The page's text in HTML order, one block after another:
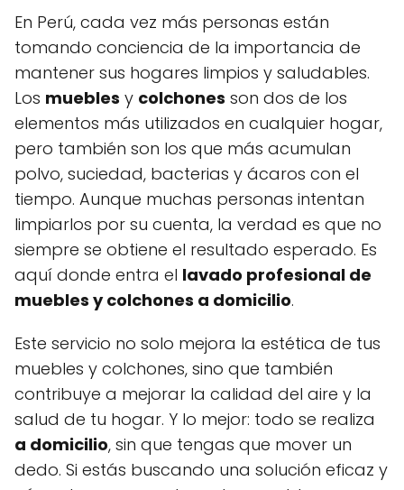
En Perú, cada vez más personas están
tomando conciencia de la importancia de
mantener sus hogares limpios y saludables.
Los muebles y colchones son dos de los
elementos más utilizados en cualquier hogar,
pero también son los que más acumulan
polvo, suciedad, bacterias y ácaros con el
tiempo. Aunque muchas personas intentan
limpiarlos por su cuenta, la verdad es que no
siempre se obtiene el resultado esperado. Es
aquí donde entra el lavado profesional de
muebles y colchones a domicilio.
Este servicio no solo mejora la estética de tus
muebles y colchones, sino que también
contribuye a mejorar la calidad del aire y la
salud de tu hogar. Y lo mejor: todo se realiza
a domicilio, sin que tengas que mover un
dedo. Si estás buscando una solución eficaz y